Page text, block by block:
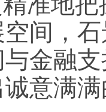
间，
金融
意满